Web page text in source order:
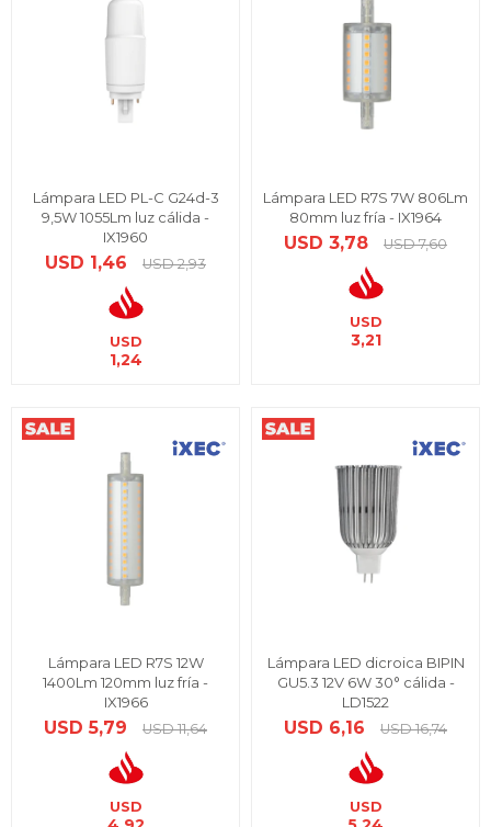
Lámpara LED PL-C G24d-3
9,5W 1055Lm luz cálida -
IX1960
USD 1,46 USD 2,93
USD
1,24
Lámpara LED R7S 7W 806Lm
80mm luz fría - IX1964
USD 3,78 USD 7,60
USD
3,21
Lámpara LED R7S 12W
1400Lm 120mm luz fría -
IX1966
USD 5,79 USD 11,64
USD
Lámpara LED dicroica BIPIN
GU5.3 12V 6W 30° cálida -
LD1522
USD 6,16 USD 16,74
USD